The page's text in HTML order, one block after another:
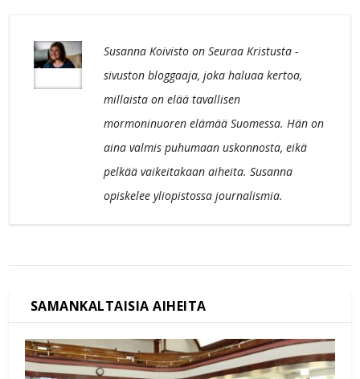
Susanna Koivisto on Seuraa Kristusta -
sivuston bloggaaja, joka haluaa kertoa,
millaista on elää tavallisen
mormoninuoren elämää Suomessa. Hän on
aina valmis puhumaan uskonnosta, eikä
pelkää vaikeitakaan aiheita. Susanna
opiskelee yliopistossa journalismia.